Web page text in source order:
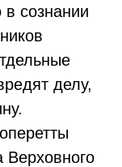
сознании
делу,